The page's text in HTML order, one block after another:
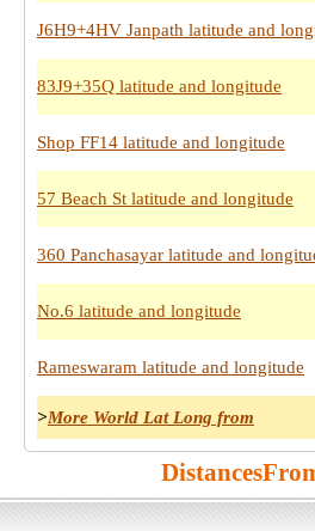
J6H9+4HV Janpath latitude and
83J9+35Q latitude and longitude
Shop FF14 latitude and longitude
57 Beach St latitude and longitude
360 Panchasayar latitude and
No.6 latitude and longitude
Rameswaram latitude and longitude
>More World Lat Long from